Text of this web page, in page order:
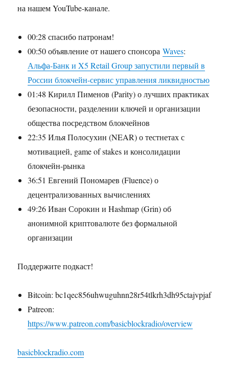
на нашем YouTube-канале.
00:28 спасибо патронам!
00:50 объявление от нашего спонсораWaves:
Альфа-Банк и X5 Retail Group запустили первый в
России блокчейн-сервис управления ликвидностью
01:48 Кирилл Пименов (Parity) о лучших практиках
безопасности, разделении ключей и организации
общества посредством блокчейнов
22:35 Илья Полосухин (NEAR) о тестнетах с
мотивацией, game of stakes и консолидации
блокчейн-рынка
36:51 Евгений Пономарев (Fluence) о
децентрализованных вычислениях
49:26 Иван Сорокин и Hashmap (Grin) об
анонимной криптовалюте без формальной
организации
Поддержите подкаст!
Bitcoin: bc1qec856uhwuguhnn28r54tlkrh3dh95ctajvpjaf
Patreon:
https://www.patreon.com/basicblockradio/overview
basicblockradio.com